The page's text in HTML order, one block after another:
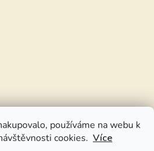
používáme na webu k
cookies. Více